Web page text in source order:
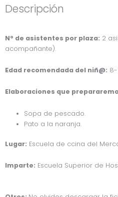
Descripción
Nº de asistentes por plaza: 2
acompañante).
Edad recomendada del niñ@: 8-
Elaboraciones que
Sopa de pescado.
Pato a la naranja.
Lugar: Escuela de ccina del
Imparte: Escuela Superior de